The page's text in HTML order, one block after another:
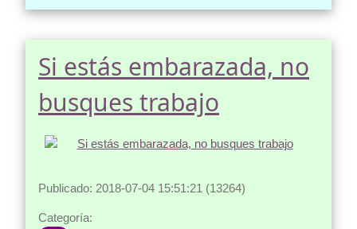
Si estás embarazada, no
busques trabajo
Publicado: 2018-07-04 15:51:21 (13264)
Categoría: